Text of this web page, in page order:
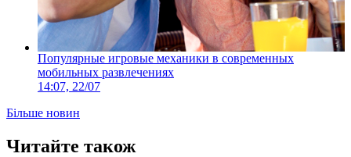
Популярные игровые механики в современных
мобильных развлечениях
14:07, 22/07
Більше новин
Читайте також